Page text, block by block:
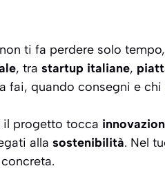
ti fa perdere solo
, tra startup italiane,
fai, quando consegni e
il progetto tocca
alla sostenibilità. Nel